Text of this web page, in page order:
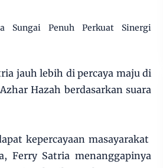
Sungai Penuh Perkuat Sinergi
jauh lebih di percaya maju di
Hazah berdasarkan suara
kepercayaan masayarakat
Ferry Satria menanggapinya